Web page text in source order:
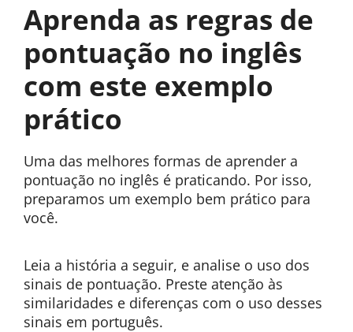
Aprenda as regras de
pontuação no inglês
com este exemplo
prático
Uma das melhores formas de aprender a
pontuação no inglês é praticando. Por isso,
preparamos um exemplo bem prático para
você.
Leia a história a seguir, e analise o uso dos
sinais de pontuação. Preste atenção às
similaridades e diferenças com o uso desses
sinais em português.